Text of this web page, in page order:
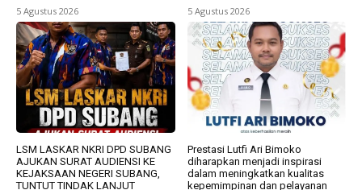
5 Agustus 2026
5 Agustus 2026
LSM LASKAR NKRI DPD SUBANG
AJUKAN SURAT AUDIENSI KE
KEJAKSAAN NEGERI SUBANG,
TUNTUT TINDAK LANJUT
Prestasi Lutfi Ari Bimoko
diharapkan menjadi inspirasi
dalam meningkatkan kualitas
kepemimpinan dan pelayanan